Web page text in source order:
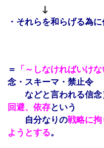
↓
・それらを和らげる為
＝ 「～しなければいけな
念・スキーマ・禁止令
などと言われる信念
回避、依存という
自分なりの戦略に
ようとする。